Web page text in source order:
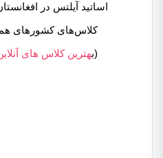
اساتید آیلتس در
کلاس‌های کشورهای
(بهترین کلاس های